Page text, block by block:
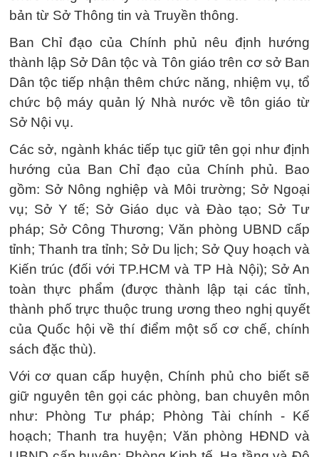
bản từ Sở Thông tin và Truyền thông.
Ban Chỉ đạo của Chính phủ nêu định hướng
thành lập Sở Dân tộc và Tôn giáo trên cơ sở Ban
Dân tộc tiếp nhận thêm chức năng, nhiệm vụ, tổ
chức bộ máy quản lý Nhà nước về tôn giáo từ
Sở Nội vụ.
Các sở, ngành khác tiếp tục giữ tên gọi như định
hướng của Ban Chỉ đạo của Chính phủ. Bao
gồm: Sở Nông nghiệp và Môi trường; Sở Ngoại
vụ; Sở Y tế; Sở Giáo dục và Đào tạo; Sở Tư
pháp; Sở Công Thương; Văn phòng UBND cấp
tỉnh; Thanh tra tỉnh; Sở Du lịch; Sở Quy hoạch và
Kiến trúc (đối với TP.HCM và TP Hà Nội); Sở An
toàn thực phẩm (được thành lập tại các tỉnh,
thành phố trực thuộc trung ương theo nghị quyết
của Quốc hội về thí điểm một số cơ chế, chính
sách đặc thù).
Với cơ quan cấp huyện, Chính phủ cho biết sẽ
giữ nguyên tên gọi các phòng, ban chuyên môn
như: Phòng Tư pháp; Phòng Tài chính - Kế
hoạch; Thanh tra huyện; Văn phòng HĐND và